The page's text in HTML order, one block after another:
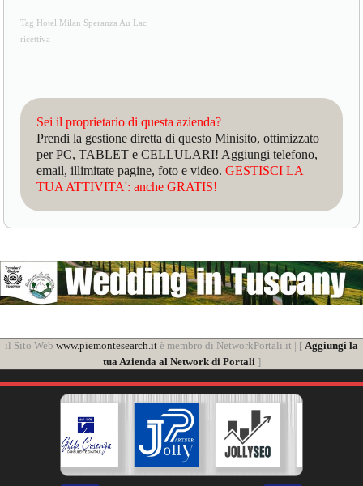
Tag Hotel Milan Speranza Au Lac
ricettiva
Sei il proprietario di questa azienda?
Prendi la gestione diretta di questo Minisito, ottimizzato
per PC, TABLET e CELLULARI! Aggiungi telefono,
email, illimitate pagine, foto e video.GESTISCI LA
TUA ATTIVITA': anche GRATIS!
il Sito Web www.piemontesearch.it è membro di NetworkPortali.it | [ Aggiungi la
tua Azienda al Network di Portali]